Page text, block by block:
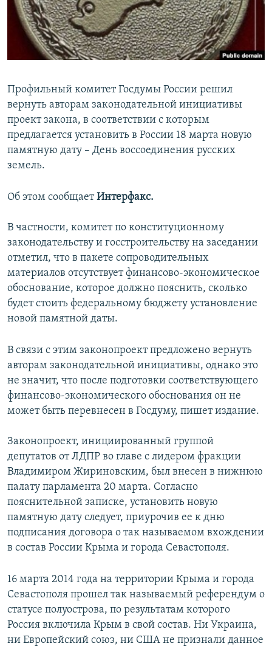
ПОБЕДИТЕЛЕЙ НЕ СУДЯТ?
КРЫМ.НЕПОКОРЕННЫЙ
ELIFBE
ПРИСОЕДИНЯЙТЕСЬ!
Все сайты RFE/RL
Профильный комитет Госдумы России решил
вернуть авторам законодательной инициативы
проект закона, в соответствии с которым
предлагается установить в России 18 марта новую
памятную дату – День воссоединения русских
земель.
Об этом сообщаетИнтерфакс.
В частности, комитет по конституционному
законодательству и госстроительству на заседании
отметил, что в пакете сопроводительных
материалов отсутствует финансово-экономическое
обоснование, которое должно пояснить, сколько
будет стоить федеральному бюджету установление
новой памятной даты.
В связи с этим законопроект предложено вернуть
авторам законодательной инициативы, однако это
не значит, что после подготовки соответствующего
финансово-экономического обоснования он не
может быть перевнесен в Госдуму, пишет издание.
Законопроект, инициированный группой
депутатов от ЛДПР во главе с лидером фракции
Владимиром Жириновским, был внесен в нижнюю
палату парламента 20 марта. Согласно
пояснительной записке, установить новую
памятную дату следует, приурочив ее к дню
подписания договора о так называемом вхождении
в состав России Крыма и города Севастополя.
16 марта 2014 года на территории Крыма и города
Севастополя прошел так называемый референдум о
статусе полуострова, по результатам которого
Россия включила Крым в свой состав. Ни Украина,
ни Европейский союз, ни США не признали данное